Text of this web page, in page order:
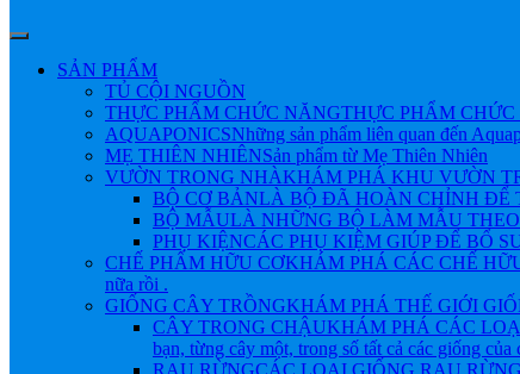
SẢN PHẨM
TỦ CỘI NGUỒN
THỰC PHẨM CHỨC NĂNGTHỰC PHẨM
AQUAPONICSNhững sản phẩm liên quan đến
MẸ THIÊN NHIÊNSản phẩm từ Mẹ Thiên Nhiên
VƯỜN TRONG NHÀKHÁM PHÁ KHU VƯỜN
BỘ CƠ BẢNLÀ BỘ ĐÃ HOÀN CHỈNH ĐỂ
BỘ MẪULÀ NHỮNG BỘ LÀM MẪU
PHỤ KIỆNCÁC PHỤ KIỆM GIÚP ĐỂ BỔ
CHẾ PHẨM HỮU CƠKHÁM PHÁ CÁC CHẾ HỮU
nữa rồi .
GIỐNG CÂY TRỒNGKHÁM PHÁ THẾ GIỚI
CÂY TRONG CHẬUKHÁM PHÁ CÁC
bạn, từng cây một, trong số tất cả các giống
RAU RỪNGCÁC LOẠI GIỐNG RAU